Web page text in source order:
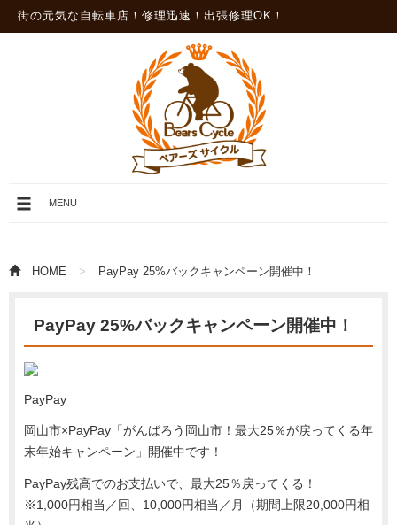
街の元気な自転車店！修理迅速！出張修理OK！
メ
を
MENU
HOME PayPay 25%バックキャンペーン開催中！
PayPay 25%バックキャンペーン開催中！
PayPay
岡山市×PayPay「がんばろう岡山市！最大25％が戻ってくる年
末年始キャンペーン」開催中です！
PayPay残高でのお支払いで、最大25％戻ってくる！
※1,000円相当／回、10,000円相当／月（期間上限20,000円相